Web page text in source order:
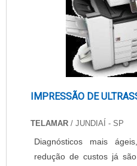
IMPRESSÃO DE
TELAMAR / JUNDIAÍ - SP
Diagnósticos mais
redução de custos já